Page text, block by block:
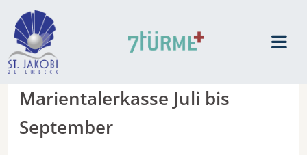
Marientalerkasse Juli bis
September